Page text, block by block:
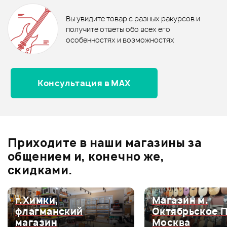
В корзину
0.0
Оценка5
Оценка4
Оценка1
Мой отзыв о товаре
Вы увидите товар с разных ракурсов и
получите ответы обо всех его
особенностях и возможностях
Консультация в MAX
Приходите в наши магазины за
общением и, конечно же,
скидками.
г.Химки,
флагманский
магазин
Магазин м.
Октябрьское
Москва